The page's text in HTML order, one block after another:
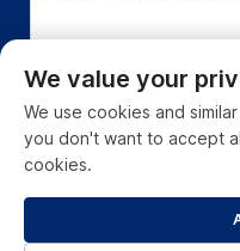
Копирайт © Guangdong
We value your
We use cookies and
you don't want to accept
cookies.